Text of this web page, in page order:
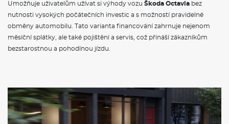
POJIŠTĚNÍ
Havarijní pojištění se spoluúčastí 10%
Pojištění skel
Škoda Octaviaje jedním z nejpopulárnějších modelů
automobilkyŠkoda, který se těší velké oblibě mezi řidiči po
celém světě. Současný model, představený v roce 2020, přichází
Umožňuje uživatelům užívat si výhody vozu Škoda Octavia bez
nutnosti vysokých počátečních investic a s možností pravidelné
obměny automobilu. Tato varianta financování zahrnuje nejenom
měsíční splátky, ale také pojištění a servis, což přináší zákazníkům
bezstarostnou a pohodlnou jízdu.